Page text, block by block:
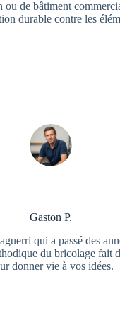
de bâtiment
durable contre les
Gaston P.
qui a passé des
du bricolage
donner vie à vos idées.